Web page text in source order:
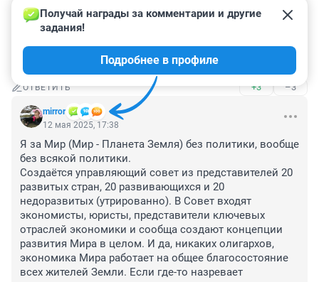
Гость
12 мая 2025, 17:40
Слава великому Президенту России - Владимиру
Владимировичу Путину!
ОТВЕТИТЬ +3 –3
mirror
Получай награды за комментарии и другие
задания!
Подробнее в профиле
12 мая 2025, 17:38
Я за Мир (Мир - Планета Земля) без политики, вообще
без всякой политики.
Создаётся управляющий совет из представителей 20
развитых стран, 20 развивающихся и 20
недоразвитых (утрированно). В Совет входят
экономисты, юристы, представители ключевых
отраслей экономики и сообща создают концепции
развития Мира в целом. И да, никаких олигархов,
экономика Мира работает на общее благосостояние
всех жителей Земли. Если где-то назревает